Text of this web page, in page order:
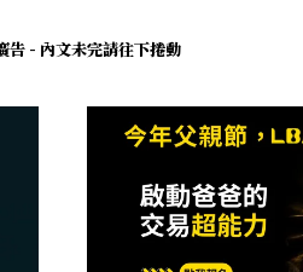
告 - 內文未完請往下捲動